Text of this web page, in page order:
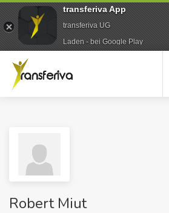
Robert Miut
transferiva App
transferiva UG
Laden - bei Google Play